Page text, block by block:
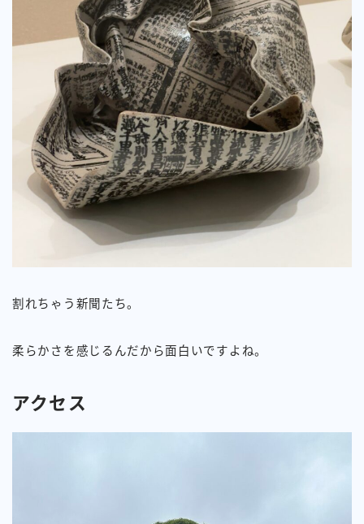
割れちゃう新聞たち。
柔らかさを感じるんだから面白いですよね。
アクセス